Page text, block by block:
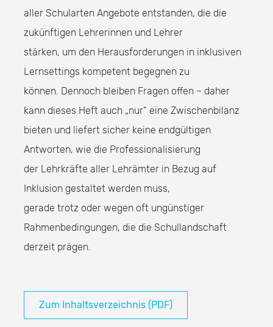
aller Schularten Angebote entstanden, die die
zukünftigen Lehrerinnen und Lehrer
stärken, um den Herausforderungen in inklusiven
Lernsettings kompetent begegnen zu
können. Dennoch bleiben Fragen offen – daher
kann dieses Heft auch „nur“ eine Zwischenbilanz
bieten und liefert sicher keine endgültigen
Antworten, wie die Professionalisierung
der Lehrkräfte aller Lehrämter in Bezug auf
Inklusion gestaltet werden muss,
gerade trotz oder wegen oft ungünstiger
Rahmenbedingungen, die die Schullandschaft
derzeit prägen.
Zum Inhaltsverzeichnis (PDF)